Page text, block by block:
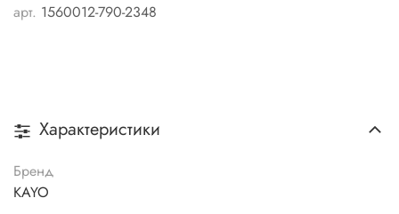
арт. 1560012-790-2348
Характеристики
Бренд
KAYO